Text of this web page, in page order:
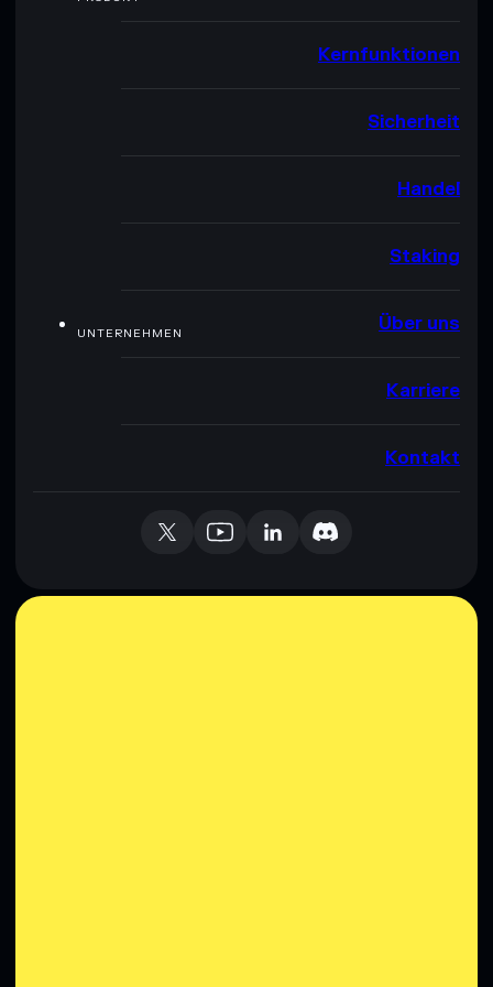
Kernfunktionen
Sicherheit
Handel
Staking
UNTERNEHMEN Über uns
Karriere
Kontakt